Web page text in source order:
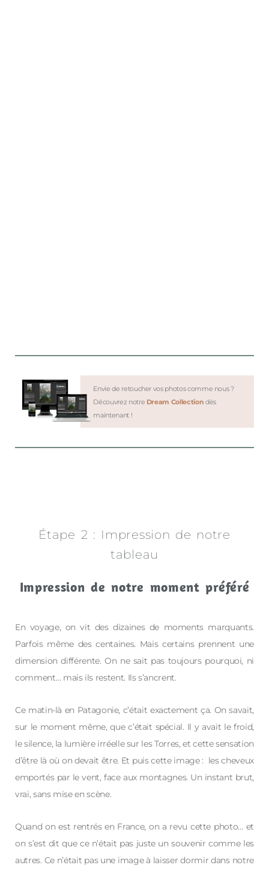
Envie de retoucher vos photos comme nous ?
Découvrez notre Dream Collection dès
maintenant !
Étape 2 : Impression de notre
tableau
Impression de notre moment préféré
En voyage, on vit des dizaines de moments marquants.
Parfois même des centaines. Mais certains prennent une
dimension différente. On ne sait pas toujours pourquoi, ni
comment… mais ils restent. Ils s’ancrent.
Ce matin-là en Patagonie, c’était exactement ça. On savait,
sur le moment même, que c’était spécial. Il y avait le froid,
le silence, la lumière irréelle sur les Torres, et cette sensation
d’être là où on devait être. Et puis cette image : les cheveux
emportés par le vent, face aux montagnes. Un instant brut,
vrai, sans mise en scène.
Quand on est rentrés en France, on a revu cette photo… et
on s’est dit que ce n’était pas juste un souvenir comme les
autres. Ce n’était pas une image à laisser dormir dans notre